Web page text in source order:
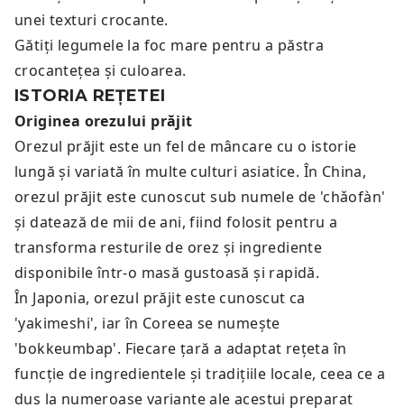
unei texturi crocante.
Gătiți legumele la foc mare pentru a păstra
crocantețea și culoarea.
ISTORIA REȚETEI
Originea orezului prăjit
Orezul prăjit este un fel de mâncare cu o istorie
lungă și variată în multe culturi asiatice. În China,
orezul prăjit este cunoscut sub numele de 'chǎofàn'
și datează de mii de ani, fiind folosit pentru a
transforma resturile de orez și ingrediente
disponibile într-o masă gustoasă și rapidă.
În Japonia, orezul prăjit este cunoscut ca
'yakimeshi', iar în Coreea se numește
'bokkeumbap'. Fiecare țară a adaptat rețeta în
funcție de ingredientele și tradițiile locale, ceea ce a
dus la numeroase variante ale acestui preparat